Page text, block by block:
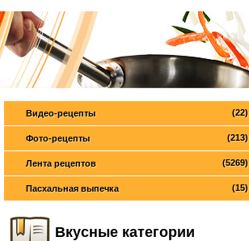
(22)
Видео-рецепты
(213)
Фото-рецепты
(5269)
Лента рецептов
(15)
Пасхальная выпечка
Вкусные категории